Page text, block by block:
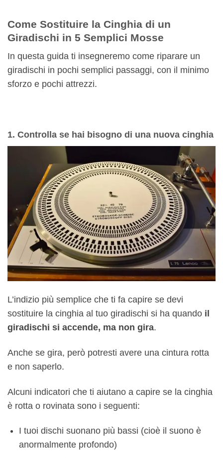
Come Sostituire la Cinghia di un
Giradischi in 5 Semplici Mosse
In questa guida ti insegneremo come riparare un
giradischi in pochi semplici passaggi, con il minimo
sforzo e pochi attrezzi.
1. Controlla se hai bisogno di una nuova cinghia
L’indizio più semplice che ti fa capire se devi
sostituire la cinghia al tuo giradischi si ha quando il
giradischi si accende, ma non gira.
Anche se gira, però potresti avere una cintura rotta
e non saperlo.
Alcuni indicatori che ti aiutano a capire se la cinghia
è rotta o rovinata sono i seguenti:
I tuoi dischi suonano più bassi (cioè il suono è
anormalmente profondo)